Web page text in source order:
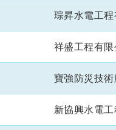
琮昇水電工
祥盛工程有限
寶強防災技
新協興水電